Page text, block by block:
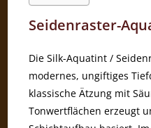
Seidenraster-
Die Silk-Aquatint /
modernes, ungiftiges
klassische Ätzung mit
Tonwertflächen erzeugt